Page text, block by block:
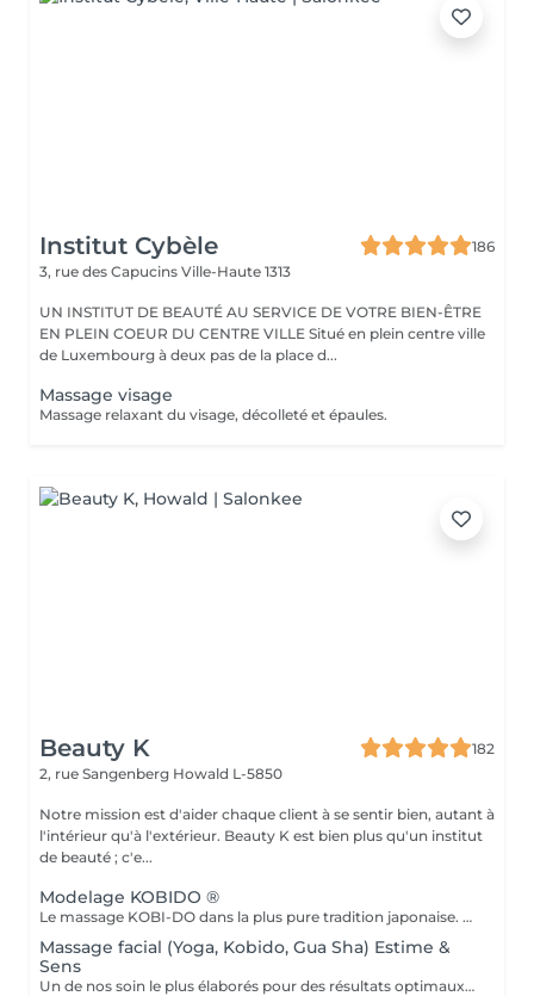
Institut Cybèle
186
3, rue des Capucins Ville-Haute 1313
UN INSTITUT DE BEAUTÉ AU SERVICE DE VOTRE BIEN-ÊTRE
EN PLEIN COEUR DU CENTRE VILLE Situé en plein centre ville
de Luxembourg à deux pas de la place d...
Massage visage
Massage relaxant du visage, décolleté et épaules.
Beauty K
182
2, rue Sangenberg Howald L-5850
Notre mission est d'aider chaque client à se sentir bien, autant à
l'intérieur qu'à l'extérieur. Beauty K est bien plus qu'un institut
de beauté ; c'e...
Modelage KOBIDO ®
Le massage KOBI-DO dans la plus pure tradition japonaise. Le KOBI-DO, est un modelage liftant du visage né au Japon au 15ème siècle. Il était autrefois le privilège des impératrices et des geishas. Aujourd'hui, il fait fureur en occident pour toutes les femmes qui recherchent un rajeunissement sans techniques invasives. Comprenant plus de deux cents techniques manuelles, le KOBI-DO est considéré comme l'un des massages faciaux les plus sophistiqué au monde. Les techniques du KOBI-DO tels les lissages, les tapotements et les pincements. Ces gestes précis permettent de travailler la peau, les muscles, les fascias et la lymphe. L'académie des facialistes ©
Massage facial (Yoga, Kobido, Gua Sha) Estime &
Sens
Un de nos soin le plus élaborés pour des résultats optimaux pour toutes les peaux. À base de nos produits cosméceutiques & 3 techniques de modelage différents dédiées à l'anti-âge (drainage et remodelage visage) Pour ce soin nous utiliserons 3 techniques : LE YOGA DU VISAGE Puisque vieillir est naturel, le yoga du visage, permet d'apporter au plus grand nombre, une méthode globale de rajeunissement et de prévention de la sénescence mais également de bien-être. LE LIFTING NATUREL JAPONAIS - KOBIDO Composé d'un enchaînement de mouvements effectués avec précision sur votre peau, il allie lissage, pétrissage, percussion, vibration et pression. Il est doux, subtil et profond en fonction de la zone à traiter et de la nature de la peau. LE DRAINAGE LIFTANT AU GUA SHA de Quartz Rose. Le massage au gua sha travaille sur les énergies et la circulation lymphatique pour drainer, évacuer les toxines et stimuler la circulation du sang et des énergies. La pierre vient stimuler, en douceur, les points qui se trouvent le long des méridiens et lignes d'énergie du corps.